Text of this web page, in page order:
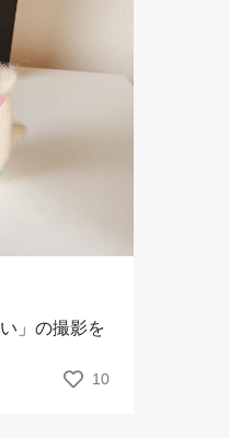
」の撮影を
10